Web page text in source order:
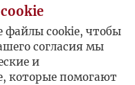
файлы cookie, чтобы
согласия мы
и
которые помогают